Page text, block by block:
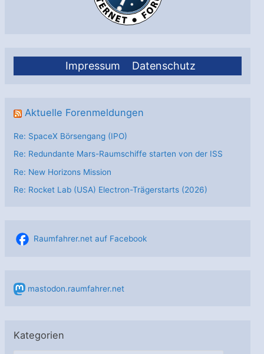
Impressum Datenschutz
Aktuelle Forenmeldungen
Re: SpaceX Börsengang (IPO)
Re: Redundante Mars-Raumschiffe starten von der ISS
Re: New Horizons Mission
Re: Rocket Lab (USA) Electron-Trägerstarts (2026)
Raumfahrer.net auf Facebook
mastodon.raumfahrer.net
Kategorien